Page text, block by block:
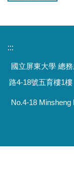
:::
國立屏東大學 總
路4-18號五育樓1
No.4-18 Minsheng